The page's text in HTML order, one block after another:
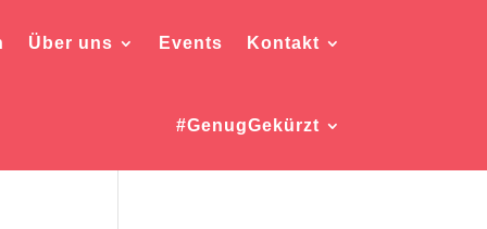
Über uns Events Kontakt
#GenugGekürzt